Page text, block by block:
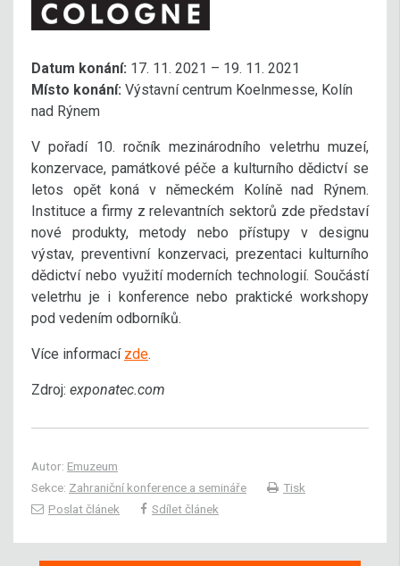
Datum konání: 17. 11. 2021 – 19. 11. 2021
Místo konání: Výstavní centrum Koelnmesse, Kolín
nad Rýnem
V pořadí 10. ročník mezinárodního veletrhu muzeí,
konzervace, památkové péče a kulturního dědictví se
letos opět koná v německém Kolíně nad Rýnem.
Instituce a firmy z relevantních sektorů zde představí
nové produkty, metody nebo přístupy v designu
výstav, preventivní konzervaci, prezentaci kulturního
dědictví nebo využití moderních technologií. Součástí
veletrhu je i konference nebo praktické workshopy
pod vedením odborníků.
Více informací zde.
Zdroj: exponatec.com
Autor: Emuzeum
Sekce: Zahraniční konference a semináře
Tisk
Poslat článek
Sdílet článek